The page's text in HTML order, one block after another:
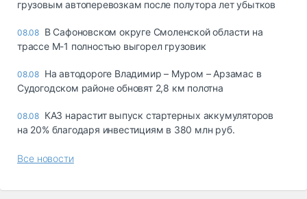
грузовым автоперевозкам после полутора лет убытков
08.08 В Сафоновском округе Смоленской области на
трассе М-1 полностью выгорел грузовик
08.08 На автодороге Владимир – Муром – Арзамас в
Судогодском районе обновят 2,8 км полотна
08.08 КАЗ нарастит выпуск стартерных аккумуляторов
на 20% благодаря инвестициям в 380 млн руб.
Все новости